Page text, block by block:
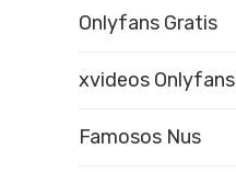
Onlyfans Gratis
xvideos Onlyfans
Famosos Nus